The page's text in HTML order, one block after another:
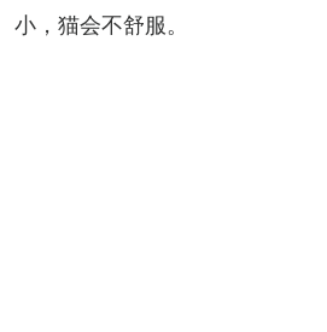
小，猫会不舒服。